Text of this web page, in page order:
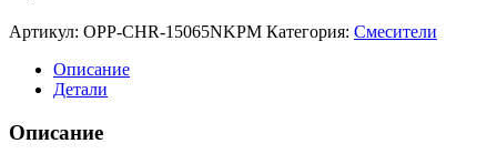
Артикул: OPP-CHR-15065NKPM Категория: Смесители
Описание
Детали
Описание